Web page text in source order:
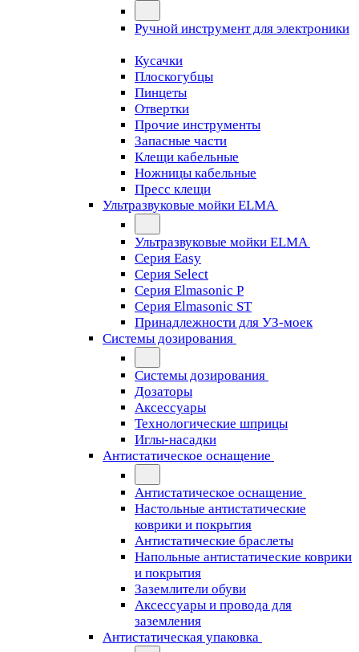
Ручной инструмент для электроники
Кусачки
Плоскогубцы
Пинцеты
Отвертки
Прочие инструменты
Запасные части
Клещи кабельные
Ножницы кабельные
Пресс клещи
Ультразвуковые мойки ELMA
Ультразвуковые мойки ELMA
Серия Easy
Серия Select
Серия Elmasonic P
Серия Elmasonic ST
Принадлежности для УЗ-моек
Системы дозирования
Системы дозирования
Дозаторы
Аксессуары
Технологические шприцы
Иглы-насадки
Антистатическое оснащение
Антистатическое оснащение
Настольные антистатические
коврики и покрытия
Антистатические браслеты
Напольные антистатические коврики
и покрытия
Заземлители обуви
Аксессуары и провода для
заземления
Антистатическая упаковка